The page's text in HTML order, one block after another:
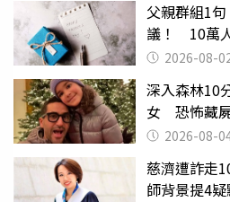
父親群組1
議！ 10萬
父親節
2026-08-
深入森林10
女 恐怖藏
2026-08-
慈濟遭詐走
師背景提4